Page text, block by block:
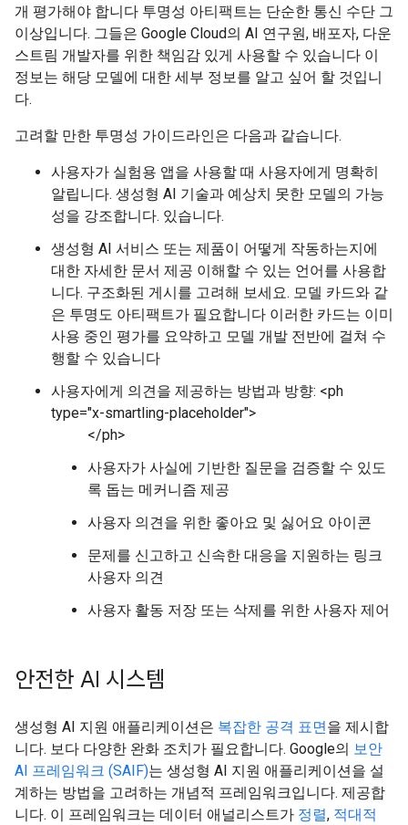
개 평가해야 합니다 투명성 아티팩트는 단순한 통신 수단 그
이상입니다. 그들은 Google Cloud의 AI 연구원, 배포자, 다운
스트림 개발자를 위한 책임감 있게 사용할 수 있습니다 이
정보는 해당 모델에 대한 세부 정보를 알고 싶어 할 것입니
다.
고려할 만한 투명성 가이드라인은 다음과 같습니다.
사용자가 실험용 앱을 사용할 때 사용자에게 명확히
알립니다. 생성형 AI 기술과 예상치 못한 모델의 가능
성을 강조합니다. 있습니다.
생성형 AI 서비스 또는 제품이 어떻게 작동하는지에
대한 자세한 문서 제공 이해할 수 있는 언어를 사용합
니다. 구조화된 게시를 고려해 보세요. 모델 카드와 같
은 투명도 아티팩트가 필요합니다 이러한 카드는 이미
사용 중인 평가를 요약하고 모델 개발 전반에 걸쳐 수
행할 수 있습니다
사용자에게 의견을 제공하는 방법과 방향: <ph
type="x-smartling-placeholder">
</ph>
사용자가 사실에 기반한 질문을 검증할 수 있도
록 돕는 메커니즘 제공
사용자 의견을 위한 좋아요 및 싫어요 아이콘
문제를 신고하고 신속한 대응을 지원하는 링크
사용자 의견
사용자 활동 저장 또는 삭제를 위한 사용자 제어
안전한 AI 시스템
생성형 AI 지원 애플리케이션은 복잡한 공격 표면을 제시합
니다. 보다 다양한 완화 조치가 필요합니다. Google의 보안
AI 프레임워크 (SAIF)는 생성형 AI 지원 애플리케이션을 설
계하는 방법을 고려하는 개념적 프레임워크입니다. 제공합
니다. 이 프레임워크는 데이터 애널리스트가 정렬, 적대적